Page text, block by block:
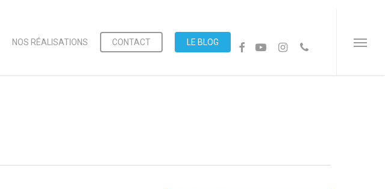
NOS RÉALISATIONS CONTACT LE BLOG FACEBOOKYOUTUBEINSTAGRAM
PHONE Menu